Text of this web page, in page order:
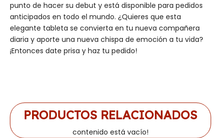
punto de hacer su debut y está disponible para pedidos
anticipados en todo el mundo. ¿Quieres que esta
elegante tableta se convierta en tu nueva compañera
diaria y aporte una nueva chispa de emoción a tu vida?
¡Entonces date prisa y haz tu pedido!
PRODUCTOS RELACIONADOS
contenido está vacío!